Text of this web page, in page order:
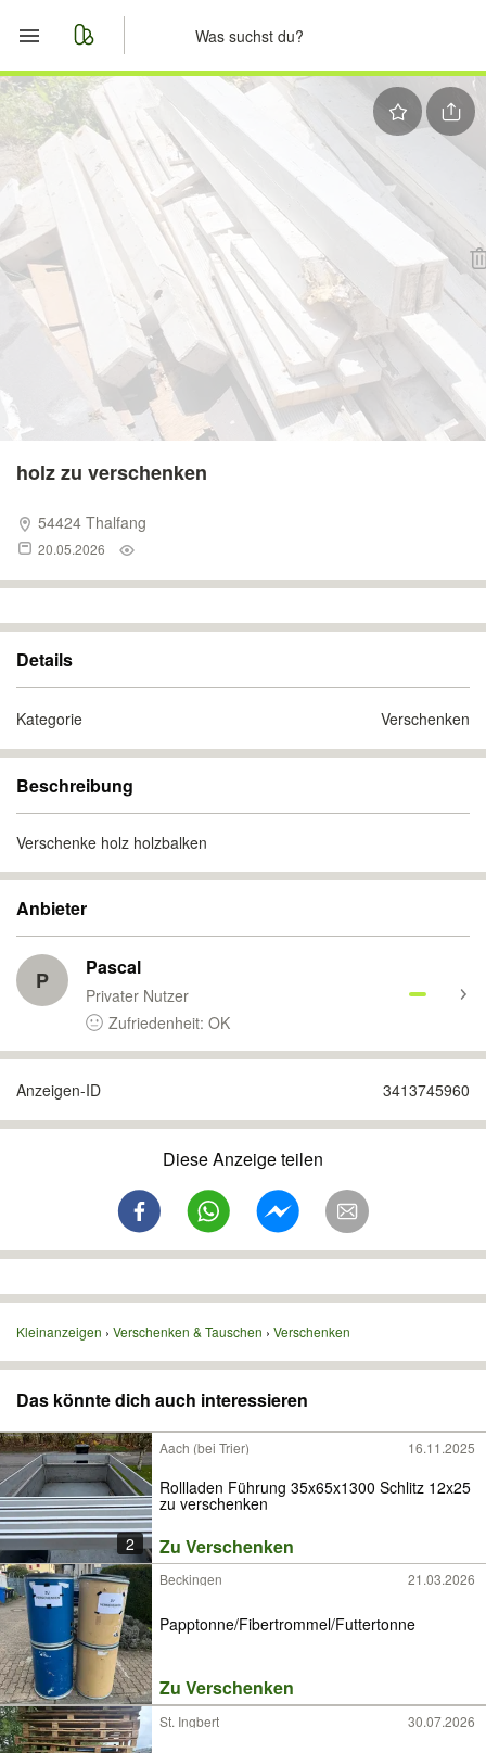
Start
Merkliste
Nachrichten
Anzeige aufgeben
holz zu verschenken
54424 Thalfang
20.05.2026
Details
Kategorie Verschenken
Beschreibung
Verschenke holz holzbalken
Anbieter
P Pascal
Privater Nutzer
Zufriedenheit: OK
Anzeigen-ID 3413745960
Diese Anzeige teilen
Kleinanzeigen Verschenken & Tauschen Verschenken
Das könnte dich auch interessieren
2
Aach (bei Trier) 16.11.2025
Rollladen Führung 35x65x1300 Schlitz 12x25
zu verschenken
Zu Verschenken
Beckingen 21.03.2026
Papptonne/Fibertrommel/Futtertonne
Zu Verschenken
St. Ingbert 30.07.2026